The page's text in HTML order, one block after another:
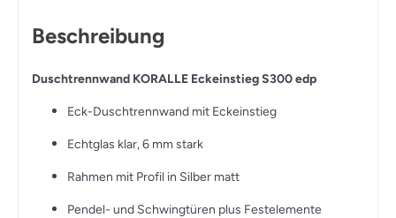
Beschreibung
Duschtrennwand KORALLE Eckeinstieg S300 edp
Eck-Duschtrennwand mit Eckeinstieg
Echtglas klar, 6 mm stark
Rahmen mit Profil in Silber matt
Pendel- und Schwingtüren plus Festelemente